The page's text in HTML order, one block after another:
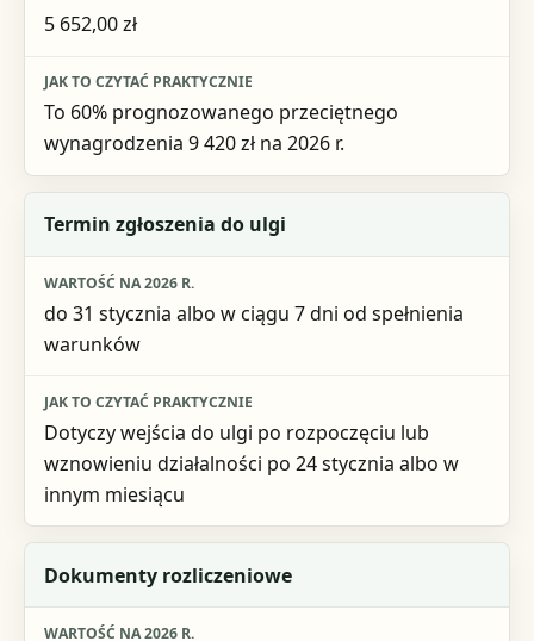
5 652,00 zł
To 60% prognozowanego przeciętnego
wynagrodzenia 9 420 zł na 2026 r.
Termin zgłoszenia do ulgi
do 31 stycznia albo w ciągu 7 dni od spełnienia
warunków
Dotyczy wejścia do ulgi po rozpoczęciu lub
wznowieniu działalności po 24 stycznia albo w
innym miesiącu
Dokumenty rozliczeniowe